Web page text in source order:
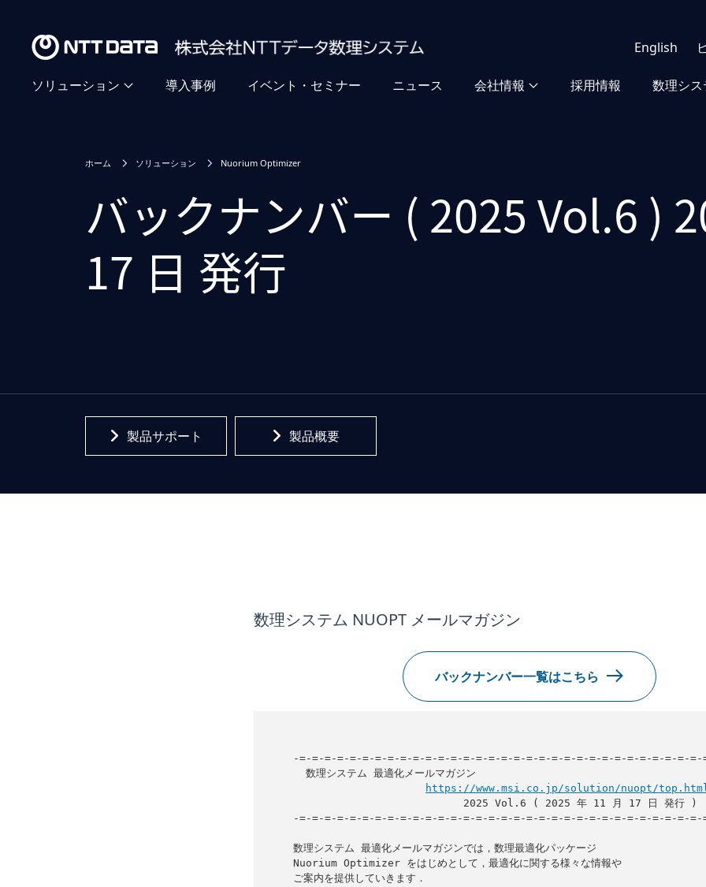
English
ソリューション 導入事例 イベント・セミナー ニュース 会社情報 採用情報 数理シ
ホーム ソリューション Nuorium Optimizer
バックナンバー ( 2025 Vol.6 )
17 日 発行
製品サポート 製品概要
数理システム NUOPT メールマガジン
バックナンバー一覧はこちら
-=-=-=-=-=-=-=-=-=-=-=-=-=-=-=-=-=-=-=-=-=-=-=-=-=-=-=-=-=-=-=-=-
https://www.msi.co.jp/solution/nuopt/
-=-=-=-=-=-=-=-=-=-=-=-=-=-=-=-=-=-=-=-=-=-=-=-=-=-=-=-=-=-=-=-=-
数理システム 最適化メールマガジンでは，数理最適化パッケージ
Nuorium Optimizer をはじめとして，最適化に関する様々な情報や
ご案内を提供していきます．